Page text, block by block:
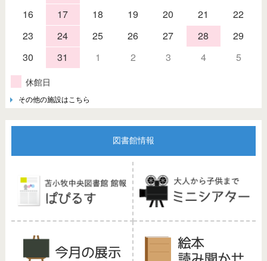
16
17 18 19 20 21
22
23
24 25 26 27 28
29
30
31 1 2 3 4 5
休館日
その他の施設はこちら
図書館情報